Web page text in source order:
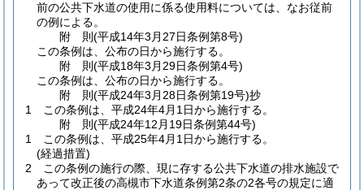
前の公共下水道の使用に係る使用料については、なお従前
の例による。
附 則(平成14年3月27日条例第8号)
この条例は、公布の日から施行する。
附 則(平成18年3月29日条例第4号)
この条例は、公布の日から施行する。
附 則(平成24年3月28日条例第19号)抄
1
この条例は、平成24年4月1日から施行する。
附 則(平成24年12月19日条例第44号)
1
この条例は、平成25年4月1日から施行する。
(経過措置)
2
この条例の施行の際、現に存する公共下水道の排水施設で
あって改正後の高槻市下水道条例第2条の2各号の規定に適